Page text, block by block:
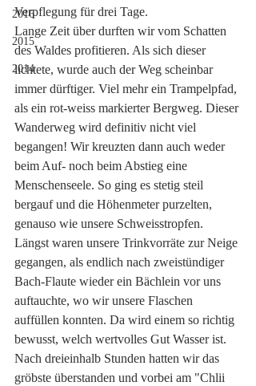
2016
2015
2014
Verpflegung für drei Tage.
Lange Zeit über durften wir vom Schatten
des Waldes profitieren. Als sich dieser
lichtete, wurde auch der Weg scheinbar
immer dürftiger. Viel mehr ein Trampelpfad,
als ein rot-weiss markierter Bergweg. Dieser
Wanderweg wird definitiv nicht viel
begangen! Wir kreuzten dann auch weder
beim Auf- noch beim Abstieg eine
Menschenseele. So ging es stetig steil
bergauf und die Höhenmeter purzelten,
genauso wie unsere Schweisstropfen.
Längst waren unsere Trinkvorräte zur Neige
gegangen, als endlich nach zweistündiger
Bach-Flaute wieder ein Bächlein vor uns
auftauchte, wo wir unsere Flaschen
auffüllen konnten. Da wird einem so richtig
bewusst, welch wertvolles Gut Wasser ist.
Nach dreieinhalb Stunden hatten wir das
gröbste überstanden und vorbei am "Chlii